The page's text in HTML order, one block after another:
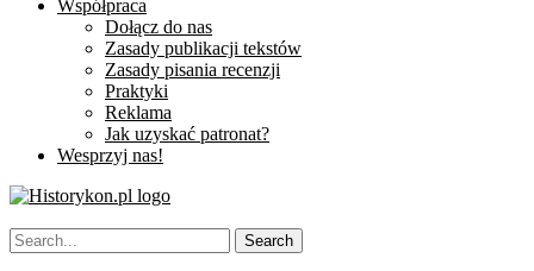
Współpraca
Dołącz do nas
Zasady publikacji tekstów
Zasady pisania recenzji
Praktyki
Reklama
Jak uzyskać patronat?
Wesprzyj nas!